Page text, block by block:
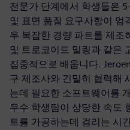
전문가 단계에서 학생들은
및 표면 품질 요구사항이 엄
우 복잡한 경량 파트를 제조
및 트로코이드 밀링과 같은
집중적으로 배웁니다.
구 제조사와 긴밀히 협력해
는데 필요한 소프트웨어를
우수 학생팀이 상당한 속도
트를 가공하는데 걸리는 시